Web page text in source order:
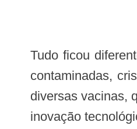
Tudo ficou diferente com a chegada do novo coronavírus. Distanciamento social físico, uso de máscaras, milhões de pessoas
contaminadas,
diversas vacinas,
inovação